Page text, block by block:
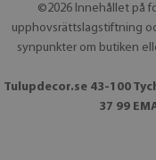
©2026 Innehållet på
upphovsrättslagstiftning
synpunkter om butiken
Tulupdecor.se 43-100
37 99